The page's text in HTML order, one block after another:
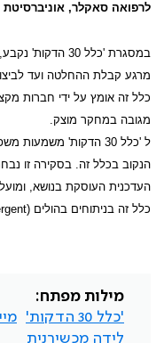
לרפואה סאקלר,
מרגע קבלת ההחלטה ועד
כלל זה אומץ על ידי חברות
מגובה במחקר מוצק.
ל 'כלל 30 הדקות'
העדכנית העוסקת בנושא,
כלל זה בניתוחים בהולים (
מילות מפתח:
'כלל 30 הדקות'
לידה מכשירנית